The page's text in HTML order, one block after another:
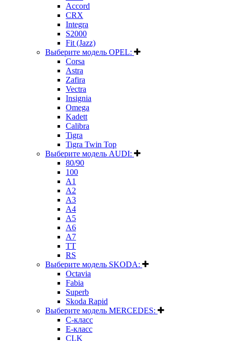
Accord
CRX
Integra
S2000
Fit (Jazz)
Выберите модель OPEL:
Corsa
Astra
Zafira
Vectra
Insignia
Omega
Kadett
Calibra
Tigra
Tigra Twin Top
Выберите модель AUDI:
80/90
100
A1
A2
A3
A4
A5
A6
A7
TT
RS
Выберите модель SKODA:
Octavia
Fabia
Superb
Skoda Rapid
Выберите модель MERCEDES:
C-класс
E-класс
CLK